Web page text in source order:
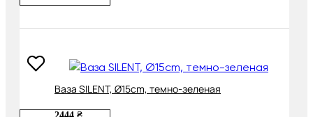
Ваза SILENT, Ø15cm, темно-зеленая
2444 ₴